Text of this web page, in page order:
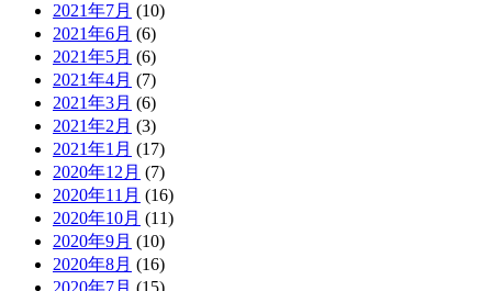
2021年7月 (10)
2021年6月 (6)
2021年5月 (6)
2021年4月 (7)
2021年3月 (6)
2021年2月 (3)
2021年1月 (17)
2020年12月 (7)
2020年11月 (16)
2020年10月 (11)
2020年9月 (10)
2020年8月 (16)